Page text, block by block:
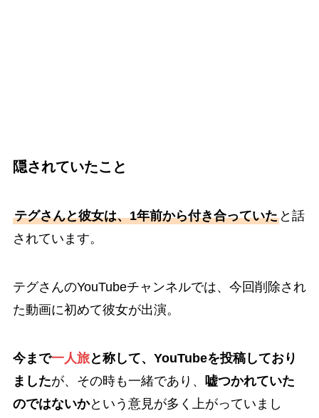
隠されていたこと
テグさんと彼女は、1年前から付き合っていたと話
されています。
テグさんのYouTubeチャンネルでは、今回削除され
た動画に初めて彼女が出演。
今まで一人旅と称して、YouTubeを投稿しており
ましたが、その時も一緒であり、
嘘つかれていた
のではないかという意見が多く上がっていまし